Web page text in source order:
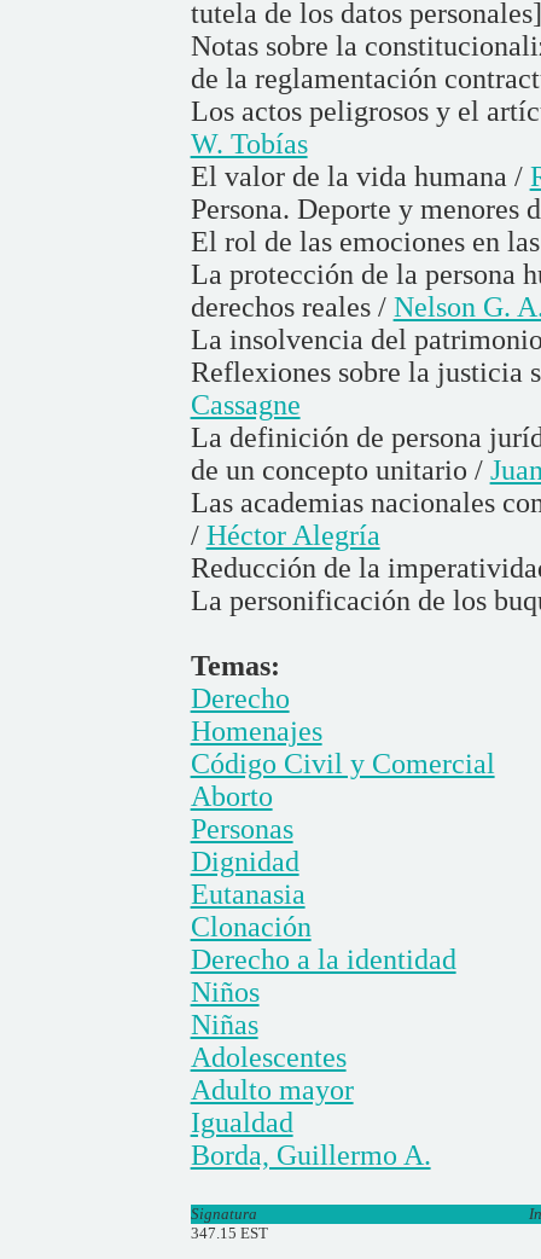
tutela de los datos
Notas sobre la
de la reglamentación
Los actos peligrosos y el
W. Tobías
El valor de la vida humana /
Persona. Deporte y menores
El rol de las emociones en
La protección de la persona
derechos reales / Nelson G.
La insolvencia del
Reflexiones sobre la justicia
Cassagne
La definición de persona
de un concepto unitario /
Las academias nacionales
/ Héctor Alegría
Reducción de la
La personificación de los
Temas:
Derecho
Homenajes
Código Civil y Comercial
Aborto
Personas
Dignidad
Eutanasia
Clonación
Derecho a la identidad
Niños
Niñas
Adolescentes
Adulto mayor
Igualdad
Borda, Guillermo A.
Signatura
347.15 EST